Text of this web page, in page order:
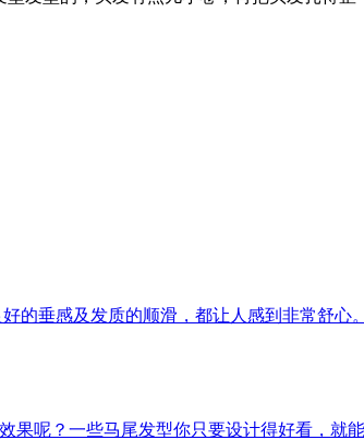
的垂感及发质的顺滑，都让人感到非常舒心
呢？一些马尾发型你只要设计得好看，就